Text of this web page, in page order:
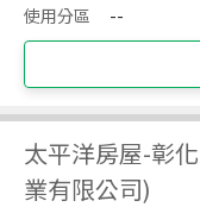
使用分區
--
太平洋房屋-彰
業有限公司)